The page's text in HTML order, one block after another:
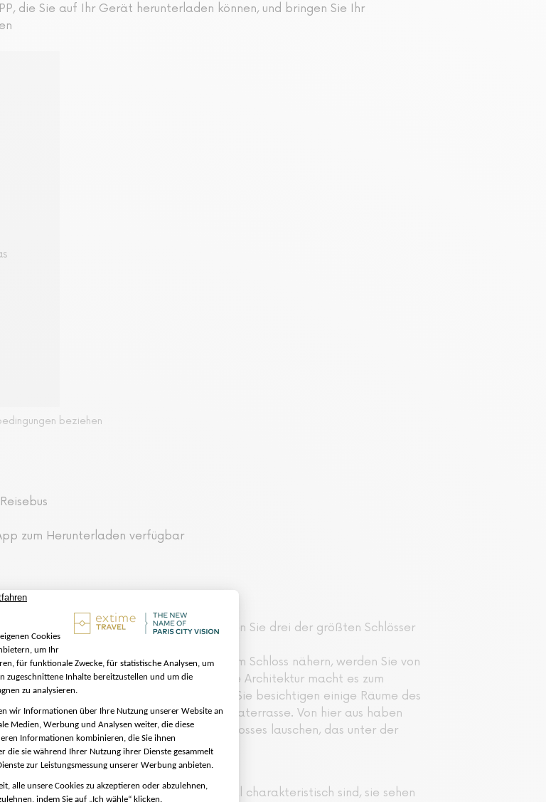
die Sie auf Ihr Gerät herunterladen können, und bringen Sie Ihr
beziehen
zum Herunterladen verfügbar
des Loire-Tals in Frankreich und entdecken Sie drei der größten Schlösser
von unserem Audioguide.
nach Chambord. Sobald Sie sich dem Schloss nähern, werden Sie von
beeindruckt sein. Seine beeindruckende Architektur macht es zum
gelangen Sie schnell ins Innere. Sie besichtigen einige Räume des
auf die große Panoramaterrasse. Von hier aus haben
Erläuterungen zur Geschichte des Schlosses lauschen, das unter der
da Vinci im 16.
Landschaften, die für das Loire-Tal charakteristisch sind, sie sehen